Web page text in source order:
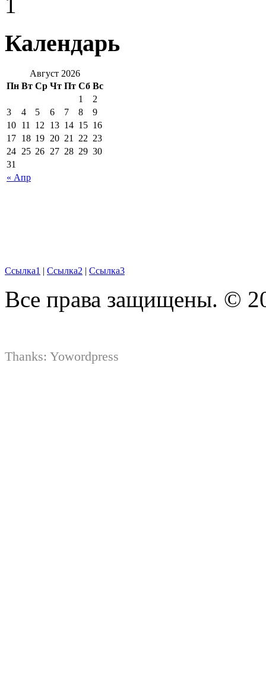
Календарь
Август 2026
Пн Вт Ср Чт Пт Сб Вс
« Апр
1
2
3
4 5 6 7 8
9
10 11 12 13 14 15 16
17 18 19 20 21 22 23
24 25 26 27 28 29 30
31
Ссылка1 | Ссылка2 | Ссылка3
Все права защищены. ©
Thanks: Yowordpress